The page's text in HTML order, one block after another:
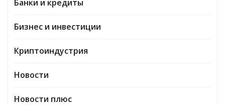
Банки и кредиты
Бизнес и инвестиции
Криптоиндустрия
Новости
Новости плюс